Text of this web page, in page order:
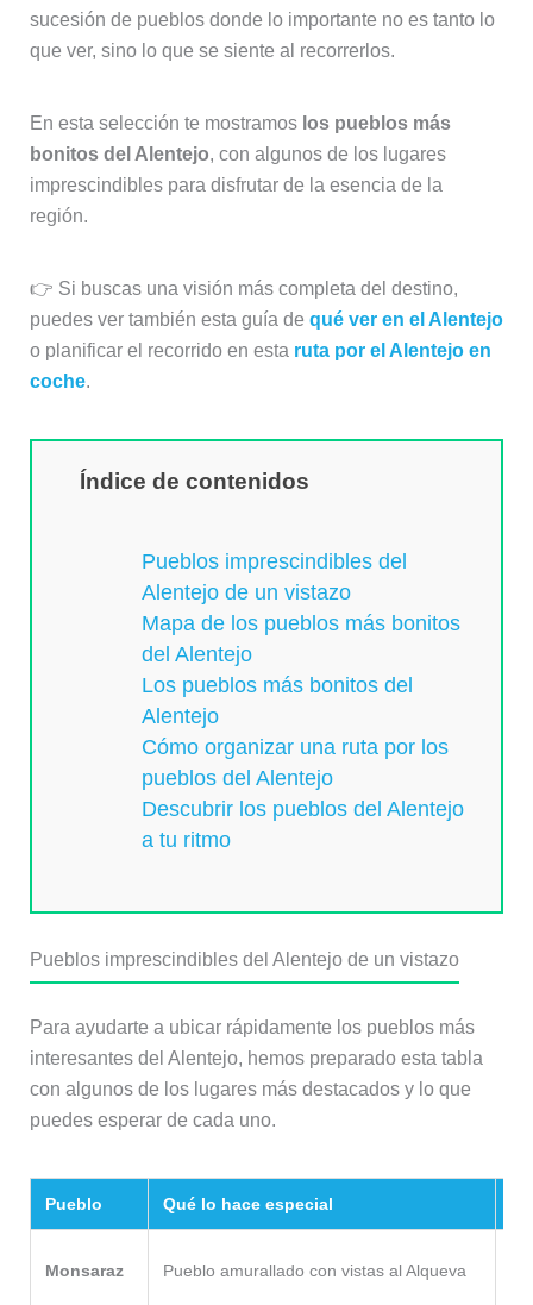
sucesión de pueblos donde lo importante no es tanto lo
que ver, sino lo que se siente al recorrerlos.
En esta selección te mostramos los pueblos más
bonitos del Alentejo, con algunos de los lugares
imprescindibles para disfrutar de la esencia de la
región.
👉 Si buscas una visión más completa del destino,
puedes ver también esta guía de qué ver en el Alentejo
o planificar el recorrido en esta ruta por el Alentejo en
coche.
Índice de contenidos
Pueblos imprescindibles del
Alentejo de un vistazo
Mapa de los pueblos más bonitos
del Alentejo
Los pueblos más bonitos del
Alentejo
Cómo organizar una ruta por los
pueblos del Alentejo
Descubrir los pueblos del Alentejo
a tu ritmo
Pueblos imprescindibles del Alentejo de un vistazo
Para ayudarte a ubicar rápidamente los pueblos más
interesantes del Alentejo, hemos preparado esta tabla
con algunos de los lugares más destacados y lo que
puedes esperar de cada uno.
Pueblo Qué lo hace especial
Monsaraz Pueblo amurallado con vistas al Alqueva